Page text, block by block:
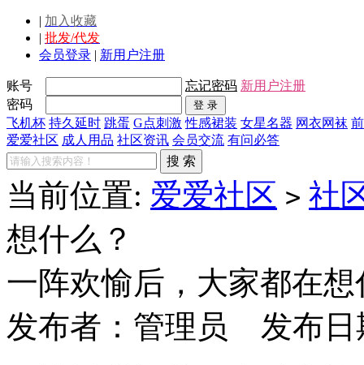
| 加入收藏
| 批发/代发
会员登录 | 新用户注册
账号 忘记密码 新用户注册
密码
飞机杯 持久延时 跳蛋 G点刺激 性感裙装 女星名器 网衣网袜
爱爱社区 成人用品 社区资讯 会员交流 有问必答
当前位置: 爱爱社区 > 社
想什么？
一阵欢愉后，大家都在想
发布者： 管理员
发布日